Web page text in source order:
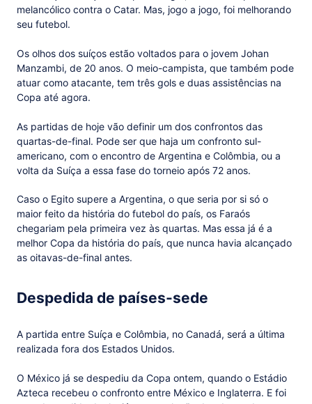
melancólico contra o Catar. Mas, jogo a jogo, foi melhorando
seu futebol.
Os olhos dos suíços estão voltados para o jovem Johan
Manzambi, de 20 anos. O meio-campista, que também pode
atuar como atacante, tem três gols e duas assistências na
Copa até agora.
As partidas de hoje vão definir um dos confrontos das
quartas-de-final. Pode ser que haja um confronto sul-
americano, com o encontro de Argentina e Colômbia, ou a
volta da Suíça a essa fase do torneio após 72 anos.
Caso o Egito supere a Argentina, o que seria por si só o
maior feito da história do futebol do país, os Faraós
chegariam pela primeira vez às quartas. Mas essa já é a
melhor Copa da história do país, que nunca havia alcançado
as oitavas-de-final antes.
Despedida de países-sede
A partida entre Suíça e Colômbia, no Canadá, será a última
realizada fora dos Estados Unidos.
O México já se despediu da Copa ontem, quando o Estádio
Azteca recebeu o confronto entre México e Inglaterra. E foi